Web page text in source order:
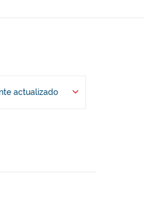
actualizado